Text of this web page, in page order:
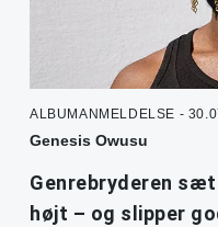
ALBUMANMELDELSE -
Genesis Owusu
Genrebryderen
højt – og slipper